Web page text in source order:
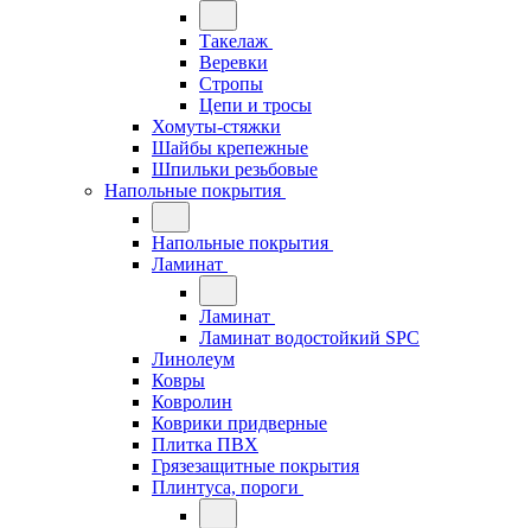
Такелаж
Веревки
Стропы
Цепи и тросы
Хомуты-стяжки
Шайбы крепежные
Шпильки резьбовые
Напольные покрытия
Напольные покрытия
Ламинат
Ламинат
Ламинат водостойкий SPC
Линолеум
Ковры
Ковролин
Коврики придверные
Плитка ПВХ
Грязезащитные покрытия
Плинтуса, пороги